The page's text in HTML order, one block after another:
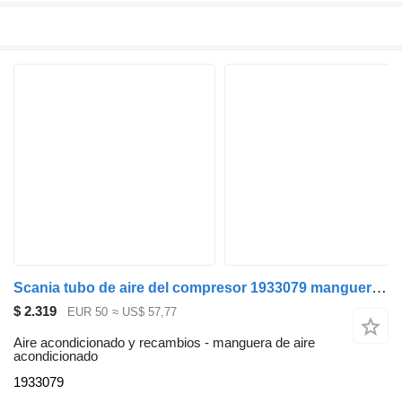
Scania tubo de aire del compresor 1933079 manguera de aire acondicionado para Scania R440 cabeza tractora
$ 2.319 EUR 50 ≈ US$ 57,77
Aire acondicionado y recambios - manguera de aire
acondicionado
1933079